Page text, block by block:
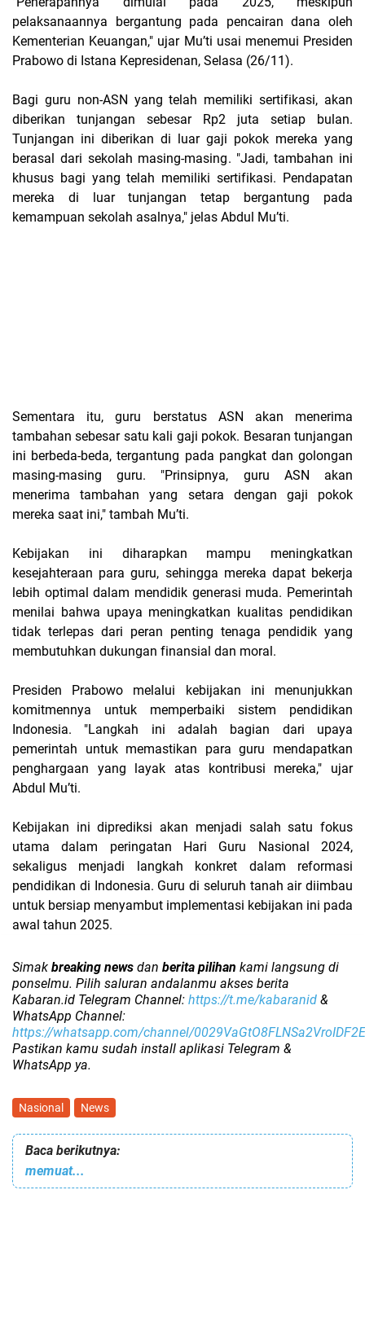
pelaksanaannya bergantung pada pencairan dana oleh
Kementerian Keuangan," ujar Mu’ti usai menemui Presiden
Prabowo di Istana Kepresidenan, Selasa (26/11).
Bagi guru non-ASN yang telah memiliki sertifikasi, akan
diberikan tunjangan sebesar Rp2 juta setiap bulan.
Tunjangan ini diberikan di luar gaji pokok mereka yang
berasal dari sekolah masing-masing. "Jadi, tambahan ini
khusus bagi yang telah memiliki sertifikasi. Pendapatan
mereka di luar tunjangan tetap bergantung pada
kemampuan sekolah asalnya," jelas Abdul Mu’ti.
Sementara itu, guru berstatus ASN akan menerima
tambahan sebesar satu kali gaji pokok. Besaran tunjangan
ini berbeda-beda, tergantung pada pangkat dan golongan
masing-masing guru. "Prinsipnya, guru ASN akan
menerima tambahan yang setara dengan gaji pokok
mereka saat ini," tambah Mu’ti.
Kebijakan ini diharapkan mampu meningkatkan
kesejahteraan para guru, sehingga mereka dapat bekerja
lebih optimal dalam mendidik generasi muda. Pemerintah
menilai bahwa upaya meningkatkan kualitas pendidikan
tidak terlepas dari peran penting tenaga pendidik yang
membutuhkan dukungan finansial dan moral.
Presiden Prabowo melalui kebijakan ini menunjukkan
komitmennya untuk memperbaiki sistem pendidikan
Indonesia. "Langkah ini adalah bagian dari upaya
pemerintah untuk memastikan para guru mendapatkan
penghargaan yang layak atas kontribusi mereka," ujar
Abdul Mu’ti.
Kebijakan ini diprediksi akan menjadi salah satu fokus
utama dalam peringatan Hari Guru Nasional 2024,
sekaligus menjadi langkah konkret dalam reformasi
pendidikan di Indonesia. Guru di seluruh tanah air diimbau
untuk bersiap menyambut implementasi kebijakan ini pada
awal tahun 2025.
Simak breaking news dan berita pilihan kami langsung di
ponselmu. Pilih saluran andalanmu akses berita
Kabaran.id Telegram Channel: https://t.me/kabaranid &
WhatsApp Channel:
https://whatsapp.com/channel/0029VaGtO8FLNSa2VroIDF2E
Pastikan kamu sudah install aplikasi Telegram &
WhatsApp ya.
Nasional News
Baca berikutnya:
memuat...